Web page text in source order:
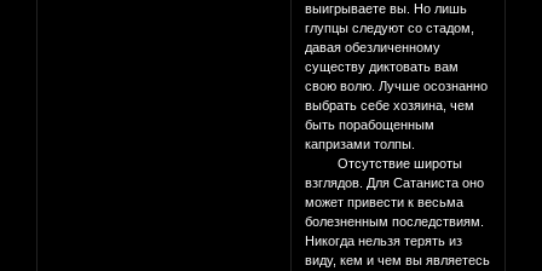
выигрываете вы. Но лишь
глупцы следуют со стадом,
давая обезличенному
существу диктовать вам
свою волю. Лучше осознанно
выбрать себе хозяина, чем
быть порабощенным
капризами толпы.
Отсутствие широты
взглядов. Для Сатаниста оно
может привести к весьма
болезненным последствиям.
Никогда нельзя терять из
виду, кем и чем вы являетесь